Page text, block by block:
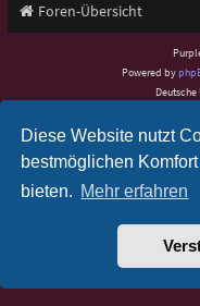
Diese Website nutzt
bestmöglichen
bieten. Mehr erfahren
Foren-Übersicht
Powered by